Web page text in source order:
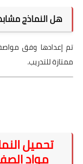
هل النماذج
تم إعدادها وفق
ممتازة للتدريب.
تحميل
مواد